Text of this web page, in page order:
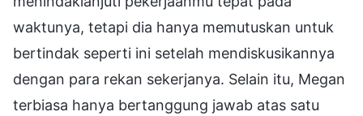
waktunya, tetapi dia hanya memutuskan untuk
bertindak seperti ini setelah mendiskusikannya
dengan para rekan sekerjanya. Selain itu, Megan
terbiasa hanya bertanggung jawab atas satu